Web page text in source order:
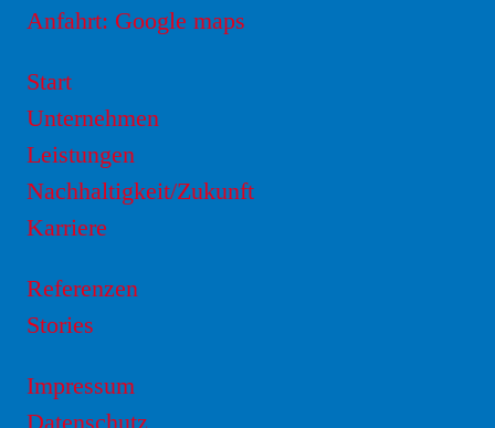
Anfahrt: Google maps
Start
Unternehmen
Leistungen
Nachhaltigkeit/Zukunft
Karriere
Referenzen
Stories
Impressum
Datenschutz